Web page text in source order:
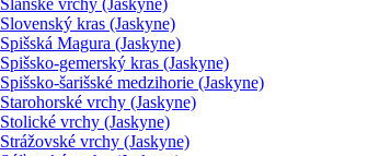
Slovenský kras (Jaskyne)
Spišská Magura (Jaskyne)
Spišsko-gemerský kras (Jaskyne)
Spišsko-šarišské medzihorie (Jaskyne)
Starohorské vrchy (Jaskyne)
Stolické vrchy (Jaskyne)
Strážovské vrchy (Jaskyne)